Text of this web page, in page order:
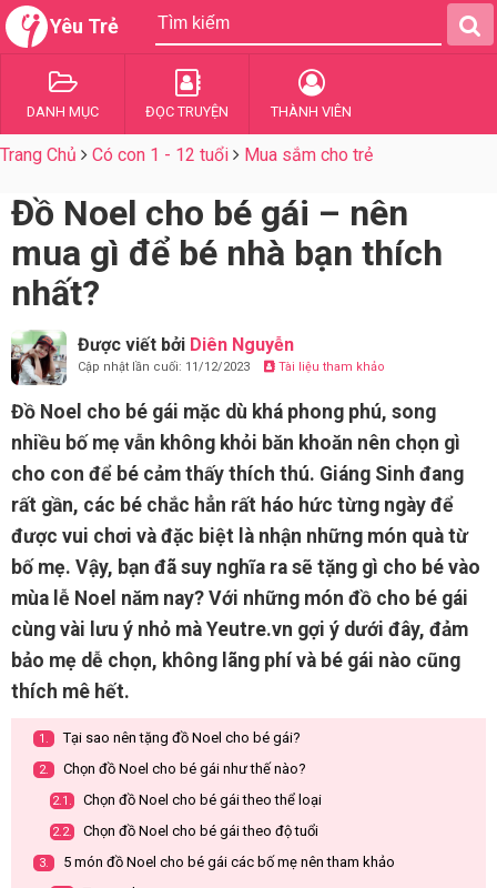
Yêu Trẻ
DANH MỤC ĐỌC TRUYỆN THÀNH VIÊN
Trang Chủ Có con 1 - 12 tuổi Mua sắm cho trẻ
Đồ Noel cho bé gái – nên
mua gì để bé nhà bạn thích
nhất?
Được viết bởi Diên Nguyễn
Cập nhật lần cuối: 11/12/2023 Tài liệu tham khảo
Đồ Noel cho bé gái mặc dù khá phong phú, song
nhiều bố mẹ vẫn không khỏi băn khoăn nên chọn gì
cho con để bé cảm thấy thích thú. Giáng Sinh đang
rất gần, các bé chắc hẳn rất háo hức từng ngày để
được vui chơi và đặc biệt là nhận những món quà từ
bố mẹ. Vậy, bạn đã suy nghĩa ra sẽ tặng gì cho bé vào
mùa lễ Noel năm nay? Với những món đồ cho bé gái
cùng vài lưu ý nhỏ mà Yeutre.vn gợi ý dưới đây, đảm
bảo mẹ dễ chọn, không lãng phí và bé gái nào cũng
thích mê hết.
1. Tại sao nên tặng đồ Noel cho bé gái?
2. Chọn đồ Noel cho bé gái như thế nào?
2.1. Chọn đồ Noel cho bé gái theo thể loại
2.2. Chọn đồ Noel cho bé gái theo độ tuổi
3. 5 món đồ Noel cho bé gái các bố mẹ nên tham khảo